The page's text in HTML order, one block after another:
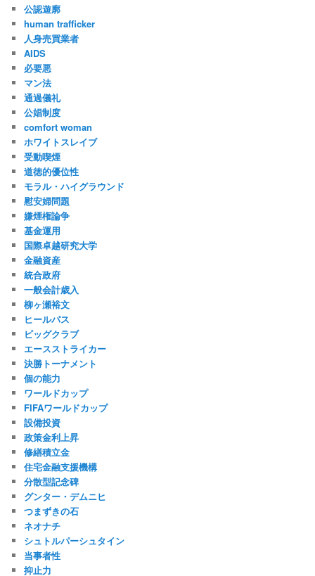
公認遊廓
human trafficker
人身売買業者
AIDS
必要悪
マン法
通過儀礼
公娼制度
comfort woman
ホワイトスレイブ
受動喫煙
道徳的優位性
モラル・ハイグラウンド
慰安婦問題
嫌煙権論争
基金運用
国際卓越研究大学
金融資産
統合政府
一般会計歳入
柳ヶ瀬裕文
ヒールパス
ビッグクラブ
エースストライカー
決勝トーナメント
個の能力
ワールドカップ
FIFAワールドカップ
設備投資
政策金利上昇
修繕積立金
住宅金融支援機構
分散型記念碑
グンター・デムニヒ
つまずきの石
ネオナチ
シュトルパーシュタイン
当事者性
抑止力